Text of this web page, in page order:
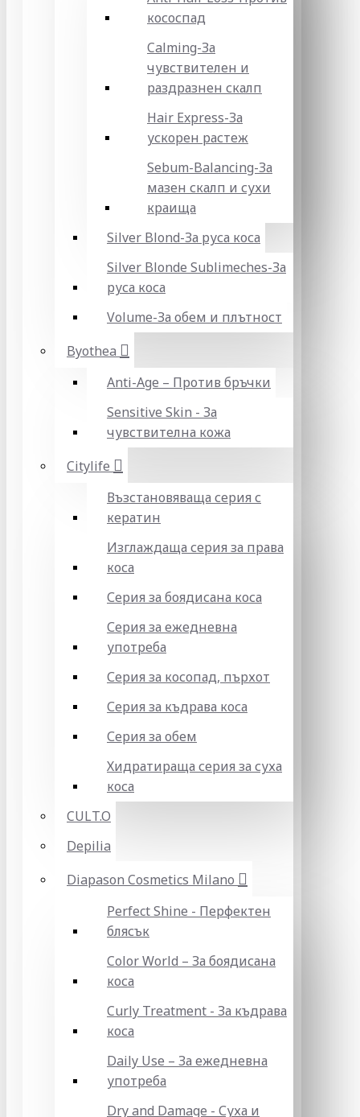
кососпад
Calming-За
чувствителен и
раздразнен скалп
Hair Express-За
ускорен растеж
Sebum-Balancing-За
мазен скалп и сухи
краища
Silver Blond-За руса коса
Silver Blonde Sublіmeches-За
руса коса
Volume-За обем и плътност
Byothea
Anti-Age – Против бръчки
Sensitive Skin - За
чувствителна кожа
Citylife
Възстановяваща серия с
кератин
Изглаждаща серия за права
коса
Серия за боядисана коса
Серия за ежедневна
употреба
Серия за косопад, пърхот
Серия за къдрава коса
Серия за обем
Хидратираща серия за суха
коса
CULT.O
Depilia
Diapason Cosmetics Milano
Perfect Shine - Перфектен
блясък
Color World – За боядисана
коса
Curly Treatment - За къдрава
коса
Daily Use – За ежедневна
употреба
Dry and Damage - Суха и